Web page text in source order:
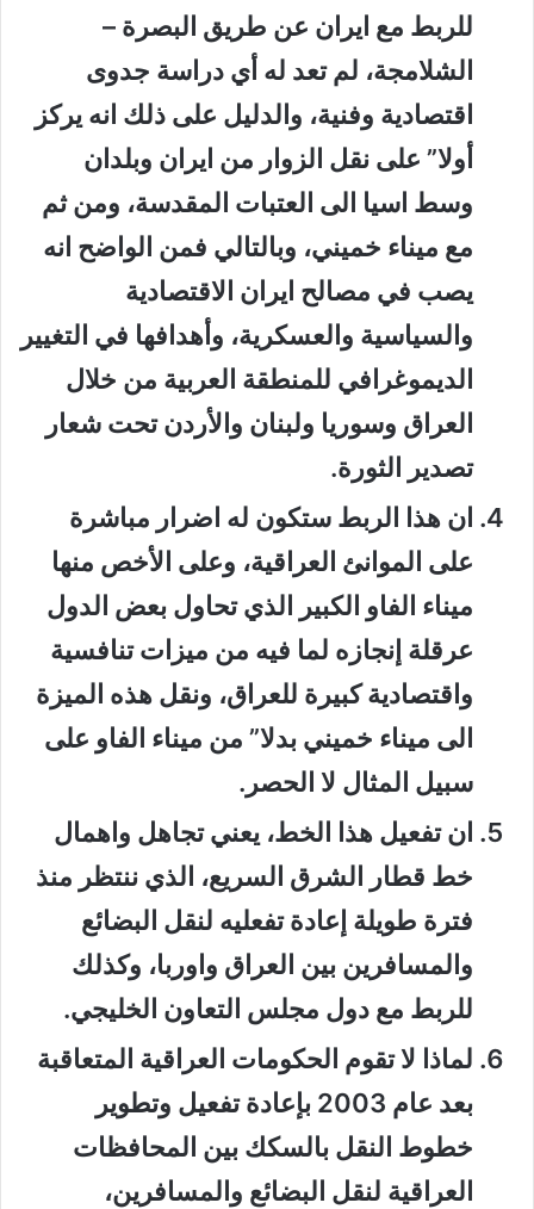
للربط مع ايران عن طريق البصرة –
الشلامجة، لم تعد له أي دراسة جدوى
اقتصادية وفنية، والدليل على ذلك انه يركز
أولا” على نقل الزوار من ايران وبلدان
وسط اسيا الى العتبات المقدسة، ومن ثم
مع ميناء خميني، وبالتالي فمن الواضح انه
يصب في مصالح ايران الاقتصادية
والسياسية والعسكرية، وأهدافها في التغيير
الديموغرافي للمنطقة العربية من خلال
العراق وسوريا ولبنان والأردن تحت شعار
تصدير الثورة.
ان هذا الربط ستكون له اضرار مباشرة
على الموانئ العراقية، وعلى الأخص منها
ميناء الفاو الكبير الذي تحاول بعض الدول
عرقلة إنجازه لما فيه من ميزات تنافسية
واقتصادية كبيرة للعراق، ونقل هذه الميزة
الى ميناء خميني بدلا” من ميناء الفاو على
سبيل المثال لا الحصر.
ان تفعيل هذا الخط، يعني تجاهل واهمال
خط قطار الشرق السريع، الذي ننتظر منذ
فترة طويلة إعادة تفعليه لنقل البضائع
والمسافرين بين العراق واوربا، وكذلك
للربط مع دول مجلس التعاون الخليجي.
لماذا لا تقوم الحكومات العراقية المتعاقبة
بعد عام 2003 بإعادة تفعيل وتطوير
خطوط النقل بالسكك بين المحافظات
العراقية لنقل البضائع والمسافرين،